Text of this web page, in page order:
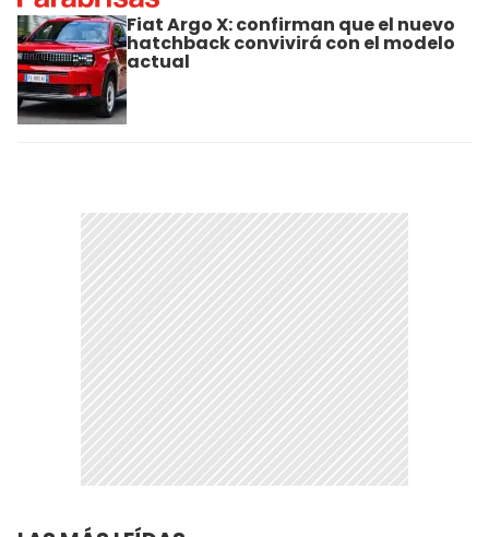
Fiat Argo X: confirman que el nuevo
hatchback convivirá con el modelo
actual